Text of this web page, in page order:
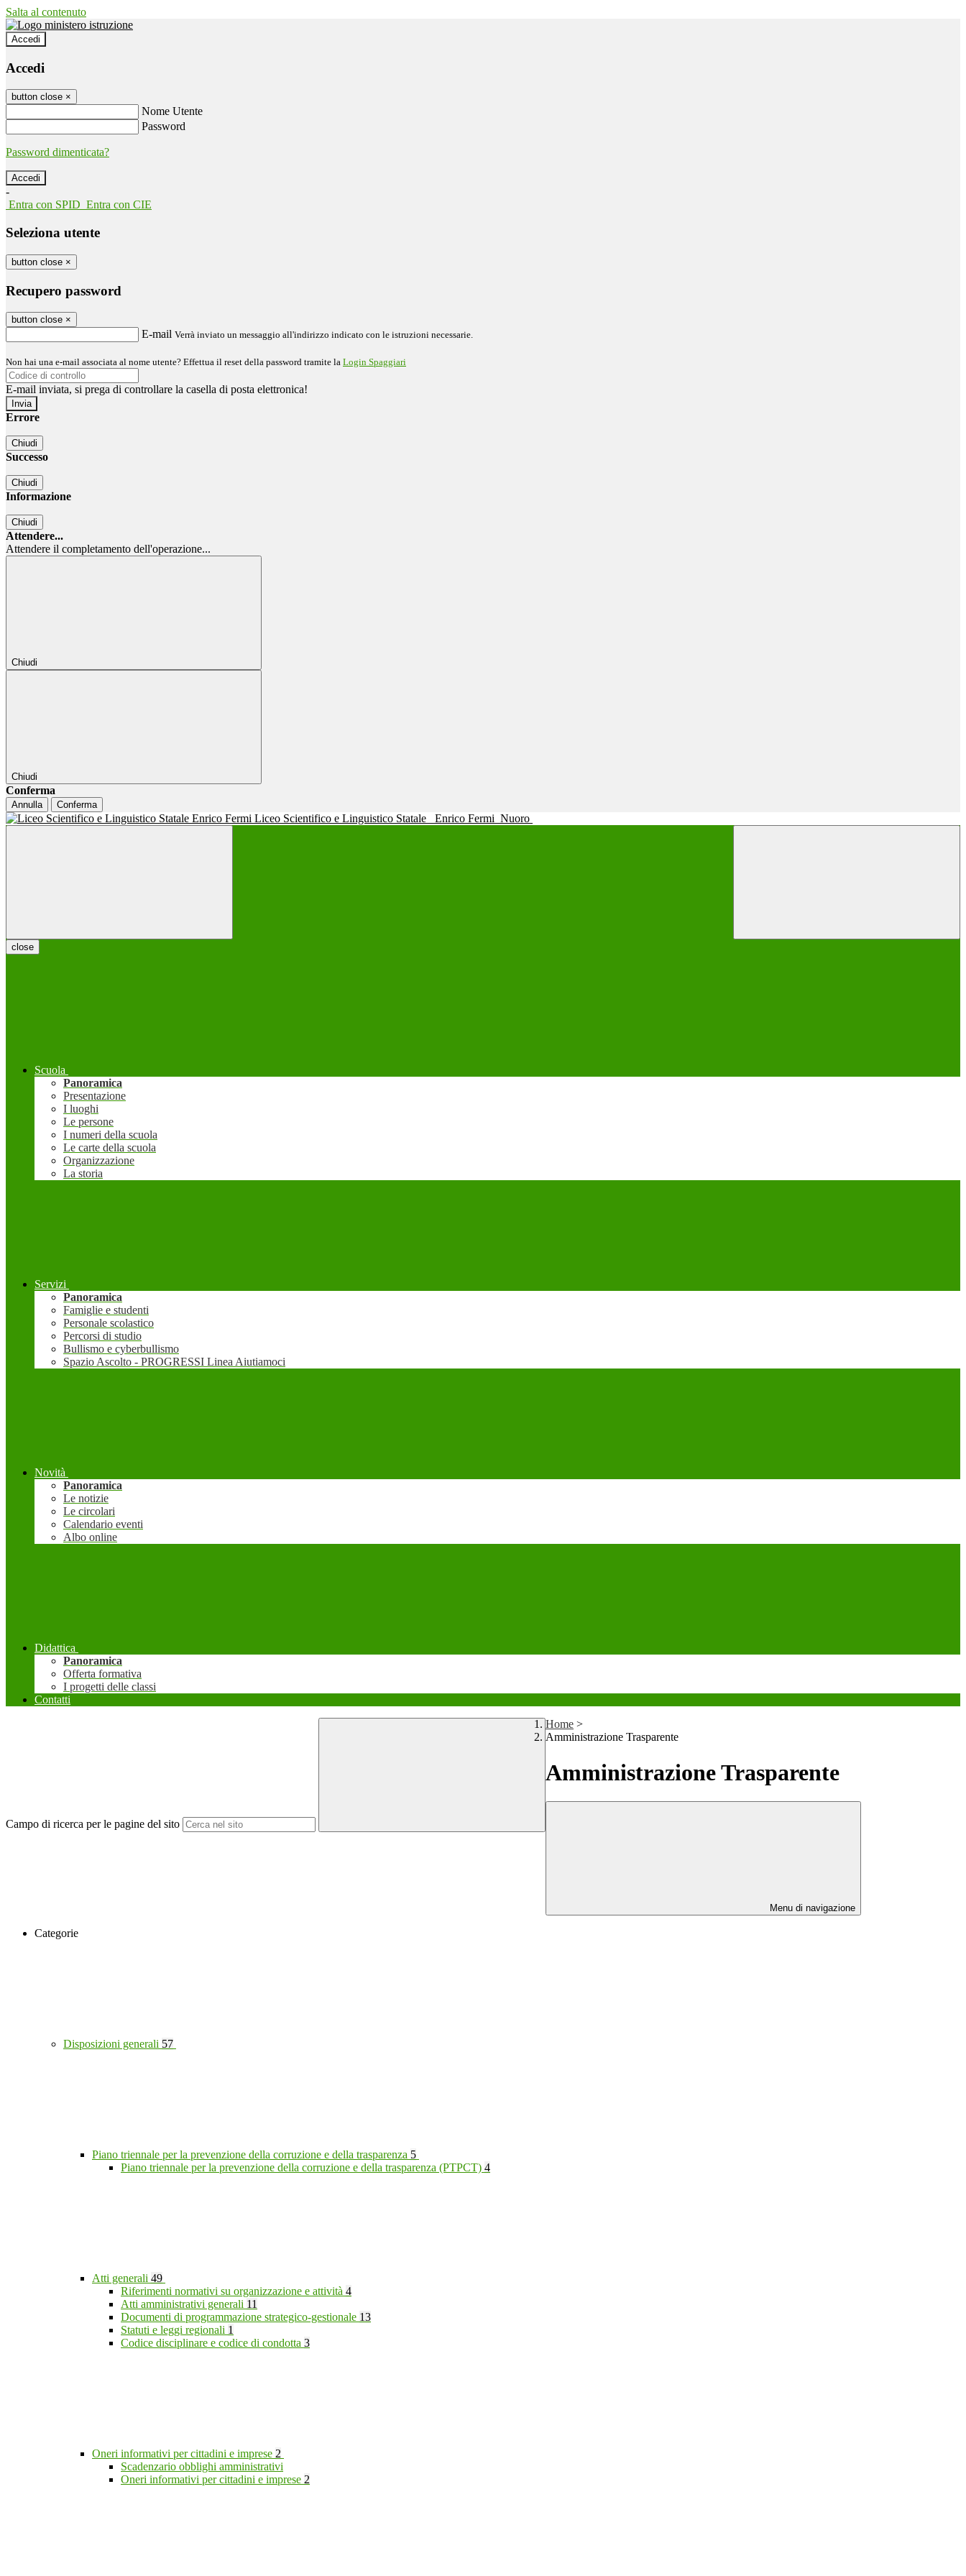
Salta al contenuto
Accedi
Accedi
button close ×
Nome Utente
Password
Password dimenticata?
-
Entra con SPID Entra con CIE
Seleziona utente
button close ×
Recupero password
button close ×
E-mail Verrà inviato un messaggio all'indirizzo indicato con le istruzioni necessarie.
Non hai una e-mail associata al nome utente? Effettua il reset della password tramite la Login Spaggiari
E-mail inviata, si prega di controllare la casella di posta elettronica!
Errore
Chiudi
Successo
Chiudi
Informazione
Chiudi
Attendere...
Attendere il completamento dell'operazione...
Chiudi
Chiudi
Conferma
Annulla Conferma
Liceo Scientifico e Linguistico Statale Enrico Fermi Nuoro
close
Scuola
Panoramica
Presentazione
I luoghi
Le persone
I numeri della scuola
Le carte della scuola
Organizzazione
La storia
Servizi
Panoramica
Famiglie e studenti
Personale scolastico
Percorsi di studio
Bullismo e cyberbullismo
Spazio Ascolto - PROGRESSI Linea Aiutiamoci
Novità
Panoramica
Le notizie
Le circolari
Calendario eventi
Albo online
Didattica
Panoramica
Offerta formativa
I progetti delle classi
Contatti
Campo di ricerca per le pagine del sito
Home >
Amministrazione Trasparente
Amministrazione Trasparente
Menu di navigazione
Categorie
Disposizioni generali 57
Piano triennale per la prevenzione della corruzione e della trasparenza 5
Piano triennale per la prevenzione della corruzione e della trasparenza (PTPCT) 4
Atti generali 49
Riferimenti normativi su organizzazione e attività 4
Atti amministrativi generali 11
Documenti di programmazione strategico-gestionale 13
Statuti e leggi regionali 1
Codice disciplinare e codice di condotta 3
Oneri informativi per cittadini e imprese 2
Scadenzario obblighi amministrativi
Oneri informativi per cittadini e imprese 2